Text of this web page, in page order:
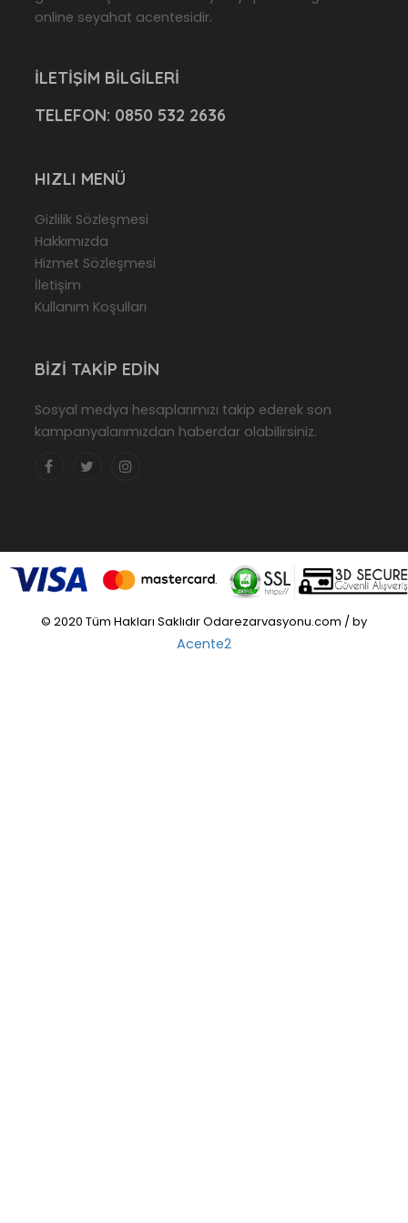
online seyahat acentesidir.
İLETIŞIM BILGILERI
TELEFON: 0850 532 2636
HIZLI MENÜ
Gizlilik Sözleşmesi
Hakkımızda
Hizmet Sözleşmesi
İletişim
Kullanım Koşulları
BIZI TAKIP EDIN
Sosyal medya hesaplarımızı takip ederek son
kampanyalarımızdan haberdar olabilirsiniz.
© 2020 Tüm Hakları Saklıdır Odarezarvasyonu.com / by
Acente2